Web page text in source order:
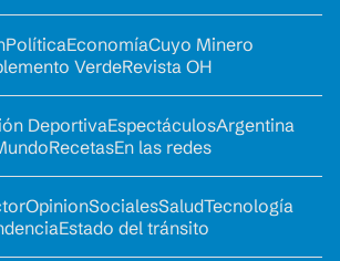
PolíticaEconomíaCuyo Minero
VerdeRevista OH
DeportivaEspectáculosArgentina
RecetasEn las redes
OpinionSocialesSaludTecnología
Estado del tránsito